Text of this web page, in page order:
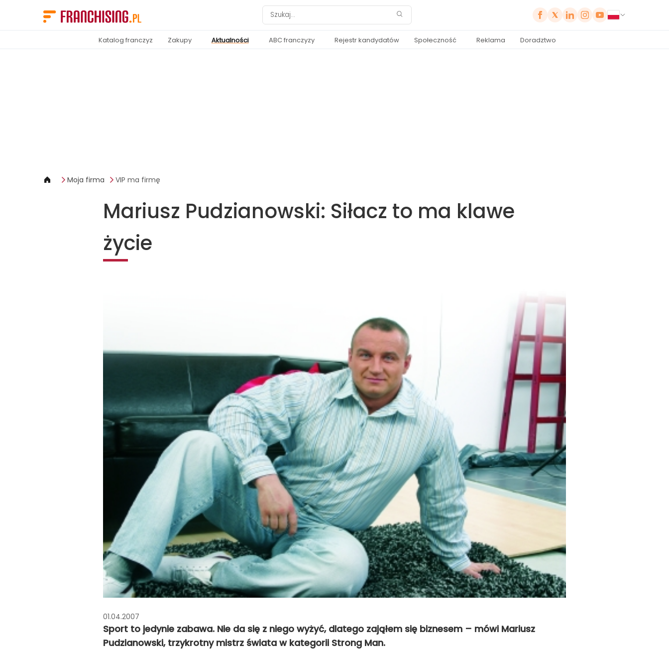
Katalog franczyz Zakupy Aktualności ABC franczyzy Rejestr kandydatów Społeczność Reklama Doradztwo
Moja firma VIP ma firmę
Mariusz Pudzianowski: Siłacz to ma klawe
życie
01.04.2007
Sport to jedynie zabawa. Nie da się z niego wyżyć, dlatego zająłem się biznesem – mówi Mariusz
Pudzianowski, trzykrotny mistrz świata w kategorii Strong Man.